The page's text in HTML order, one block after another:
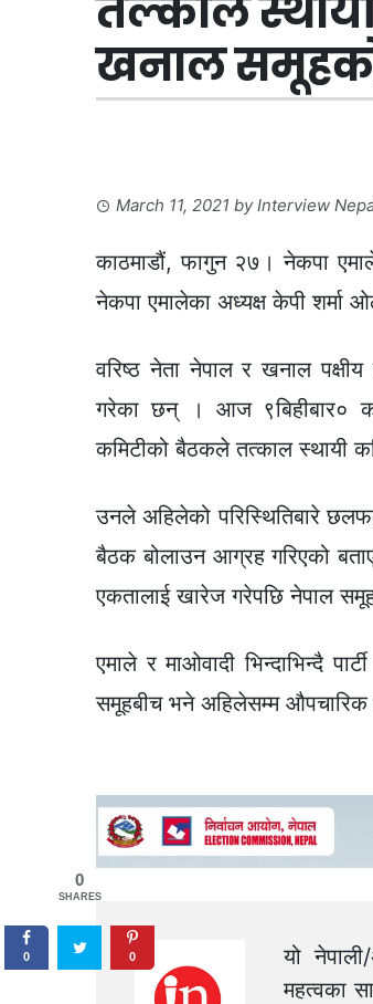
खनाल
March 11, 2021 byInterview
काठमाडौं, फागुन २७। नेकपा
नेकपा एमालेका अध्यक्ष केपी शर्मा
वरिष्ठ नेता नेपाल र खनाल
गरेका छन् । आज ९बिहीबार०
कमिटीको बैठकले तत्काल स्थायी
उनले अहिलेको परिस्थितिबारे
बैठक बोलाउन आग्रह गरिएको
एकतालाई खारेज गरेपछि नेपाल
एमाले र माओवादी भिन्दाभिन्दै
समूहबीच भने अहिलेसम्म औपचारिक
यो
महत्वका
0
SHARES
0 0